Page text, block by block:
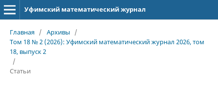
Уфимский математический журнал
Главная / Архивы
/
Том 18 № 2 (2026): Уфимский математический журнал 2026, том
18, выпуск 2
/
Статьи